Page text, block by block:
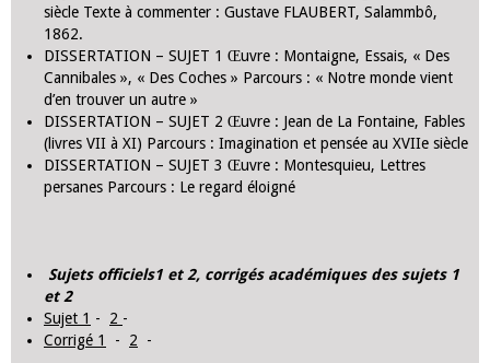
siècle Texte à commenter : Gustave FLAUBERT, Salammbô,
1862.
DISSERTATION – SUJET 1 Œuvre : Montaigne, Essais, « Des
Cannibales », « Des Coches » Parcours : « Notre monde vient
d’en trouver un autre »
DISSERTATION – SUJET 2 Œuvre : Jean de La Fontaine, Fables
(livres VII à XI) Parcours : Imagination et pensée au XVIIe siècle
DISSERTATION – SUJET 3 Œuvre : Montesquieu, Lettres
persanes Parcours : Le regard éloigné
Sujets officiels1 et 2, corrigés académiques des sujets 1
et 2
Sujet 1 - 2 -
Corrigé 1
- 2 -